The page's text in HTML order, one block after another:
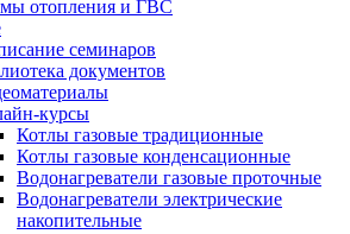
отопления и ГВС
семинаров
документов
курсы
Котлы газовые традиционные
Котлы газовые конденсационные
Водонагреватели газовые проточные
Водонагреватели электрические
накопительные